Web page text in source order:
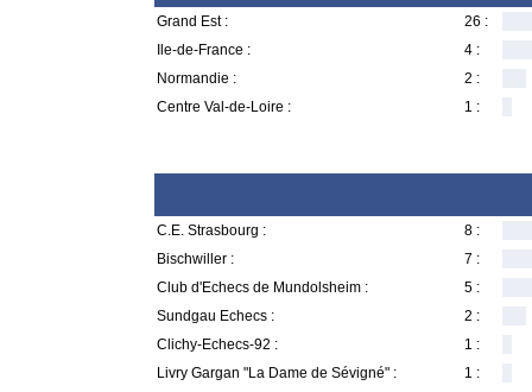
Grand Est :
26 :
Ile-de-France :
4 :
Normandie :
2 :
Centre Val-de-Loire :
1 :
C.E. Strasbourg :
8 :
Bischwiller :
7 :
Club d'Echecs de Mundolsheim :
5 :
Sundgau Echecs :
2 :
Clichy-Echecs-92 :
1 :
Livry Gargan "La Dame de Sévigné" :
1 :